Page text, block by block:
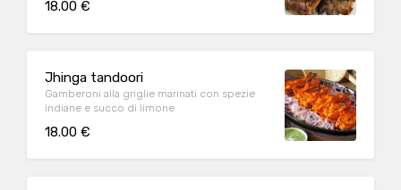
18.00 €
Jhinga tandoori
Gamberoni alla griglie marinati con spezie
indiane e succo di limone
18.00 €